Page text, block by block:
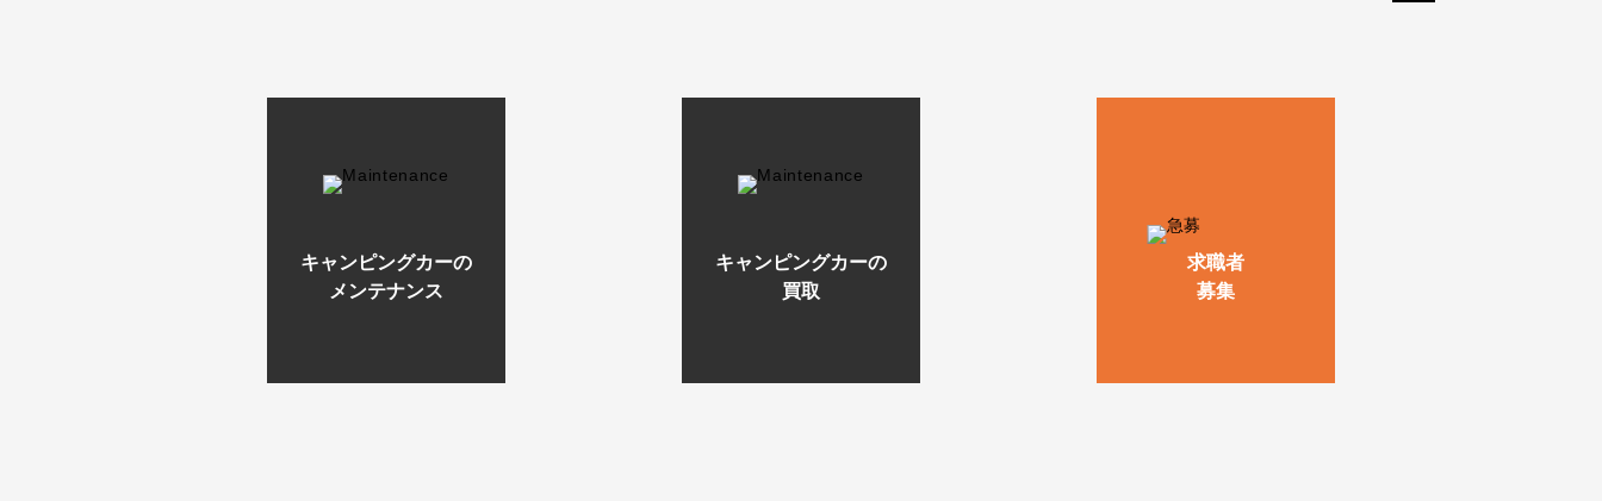
キャンピングカーの
メンテナンス
キャンピングカーの
買取
求職者
募集